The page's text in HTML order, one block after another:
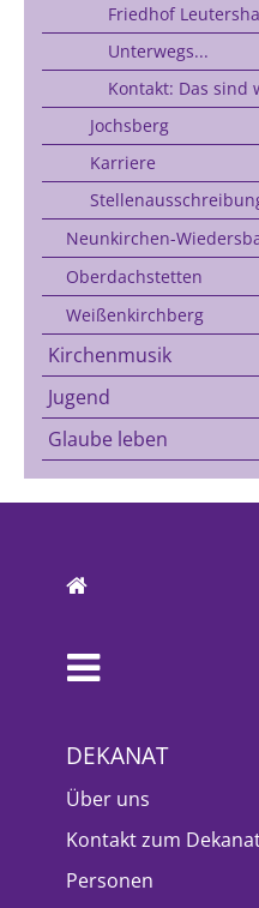
Friedhof
Unterwegs...
Kontakt: Das sind
Jochsberg
Karriere
Neunkirchen-
Oberdachstetten
Weißenkirchberg
Kirchenmusik
Jugend
Glaube leben
DEKANAT
Über uns
Kontakt zum
Personen